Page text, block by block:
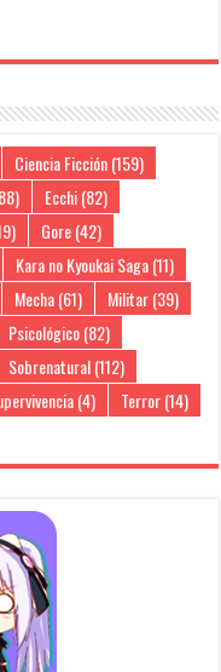
Ciencia Ficción(159)
Ecchi(82)
Gore(42)
Kara no Kyoukai Saga(11)
Mecha(61) Militar(39)
Psicológico(82)
Sobrenatural(112)
(4) Terror(14)